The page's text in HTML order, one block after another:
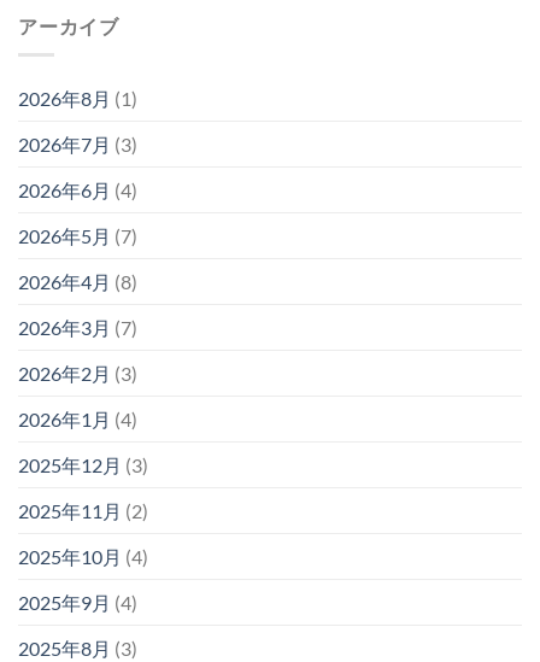
アーカイブ
2026年8月 (1)
2026年7月 (3)
2026年6月 (4)
2026年5月 (7)
2026年4月 (8)
2026年3月 (7)
2026年2月 (3)
2026年1月 (4)
2025年12月 (3)
2025年11月 (2)
2025年10月 (4)
2025年9月 (4)
2025年8月 (3)